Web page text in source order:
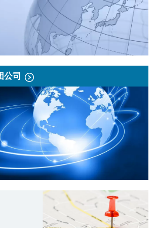
公司